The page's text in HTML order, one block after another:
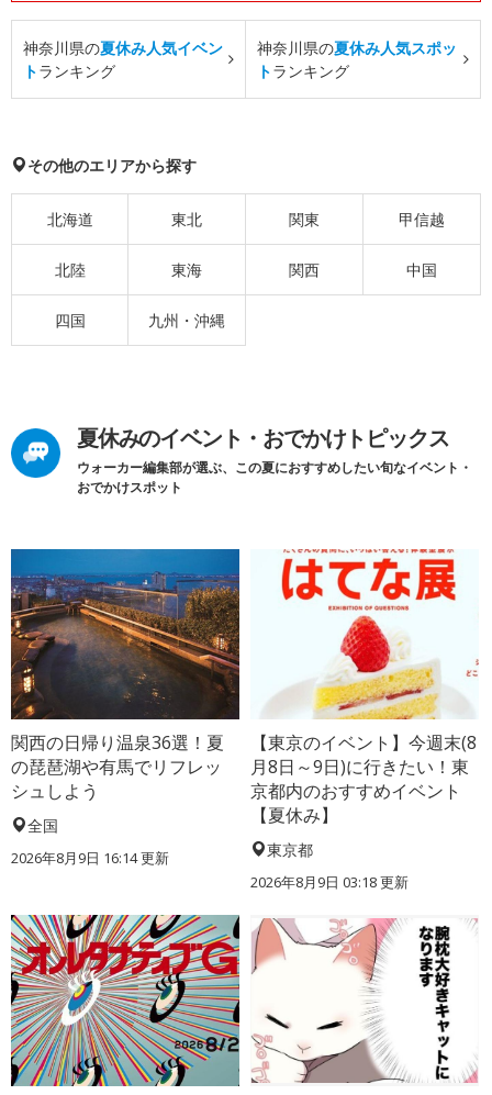
神奈川県の夏休み人気イベン
トランキング
神奈川県の夏休み人気スポッ
トランキング
その他のエリアから探す
北海道 東北 関東 甲信越
北陸 東海 関西 中国
四国 九州・沖縄
夏休みのイベント・おでかけトピックス
ウォーカー編集部が選ぶ、この夏におすすめしたい旬なイベント・
おでかけスポット
関西の日帰り温泉36選！夏
の琵琶湖や有馬でリフレッ
シュしよう
全国
2026年8月9日 16:14更新
【東京のイベント】今週末(8
月8日～9日)に行きたい！東
京都内のおすすめイベント
【夏休み】
東京都
2026年8月9日 03:18更新